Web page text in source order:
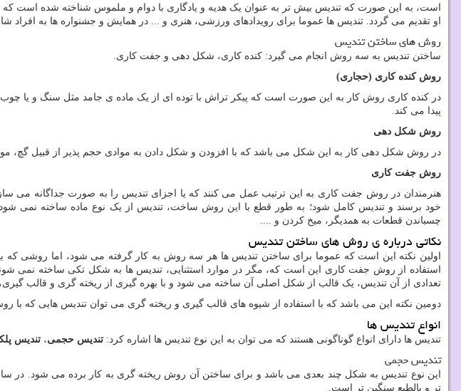
است، به این صورت که تندیس بیش تر به عنوان یک هدیه و یادگاری با دوام و ملموس شناخته شده است
او تقدیم می گردد. تندیس ها عموما برای رویدادهای ورزشی، هنری و ... در همایش و جشنواره ها به
روش های ساختن تندیس
ساختن تندیس به سه روش انجام می گیرد: کنده کاری، شکل دهی و جفت کاری.
روش کنده کاری (حجاری)
در کنده کاری روش کار به این صورت است که پیکر تراش با توده ای از یک ماده ی جامد مثل سنگ و یا
پیدا می کند.
روش شکل دهی
در روش شکل دهی کار به این شکل می باشد که با افزودن و شکل دادن به موادی حجم پذیر از قبیل گچ،
روش جفت کاری
هنرمندان در روش جفت کاری به این ترتیب عمل می کنند که یا اجزای تندیس را به صورت جداگانه می
خود برسند و تندیس کامل شود؛ به طور قطع با این روش ساخت، تندیس از یک نوع ماده ساخته نمی
چسباندن قطعات به همدیگر، میخ کردن و ....
نکاتی درباره ی روش های ساختن تندیس
اولین نکته این است که عموما برای ساختن تندیس ها هر سه روش به کار گرفته می شود، اما روشی
استفاده از روش جفت کاری این است که، مگر در موارد استثنایی، تندیس ها به شکل تکی ساخته
تعدادی از آن تندیس، یک قالب از شکل اصلی آن ساخته می شود و با بهره گیری از ریخته گری و قالب
دومین نکته این می باشد که با استفاده از شیوه های قالب گیری و ریخته گری می توان تندیس هایی که
انواع تندیس ها
تندیس ها دارای انواع گوناگونی هستند که می توان به این نوع تندیس ها اشاره کرد: تندیس حجمی، تندیس
تندیس حجمی
این نوع تندیس به شکل چند بعدی می باشد و برای ساختن آن روش ریخته گری به کار برده می شود. در
تر و بالطبع سنگین تر است.